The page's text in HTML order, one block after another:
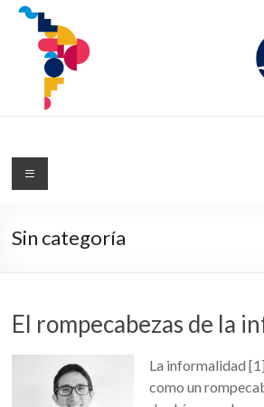
IDHAL
Blog del Instituto de Desarrollo Humano de
Sin categoría
El rompecabezas de la
La informalidad
como un